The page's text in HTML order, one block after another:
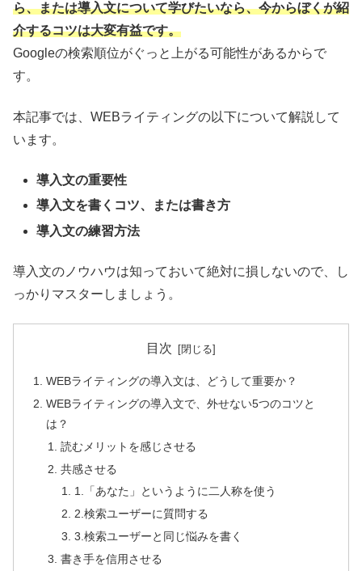
ら、または導入文について学びたいなら、今からぼくが紹
介するコツは大変有益です。
Googleの検索順位がぐっと上がる可能性があるからで
す。
本記事では、WEBライティングの以下について解説して
います。
導入文の重要性
導入文を書くコツ、または書き方
導入文の練習方法
導入文のノウハウは知っておいて絶対に損しないので、し
っかりマスターしましょう。
目次
WEBライティングの導入文は、どうして重要か？
WEBライティングの導入文で、外せない5つのコツと
は？
読むメリットを感じさせる
共感させる
1.「あなた」というように二人称を使う
2.検索ユーザーに質問する
3.検索ユーザーと同じ悩みを書く
書き手を信用させる